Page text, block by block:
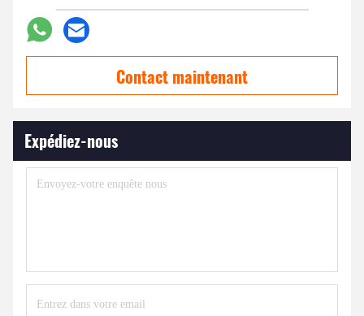
Contact maintenant
Expédiez-nous